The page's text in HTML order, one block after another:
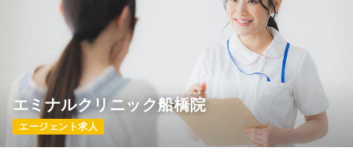
エミナルクリニック船橋院
エージェント求人